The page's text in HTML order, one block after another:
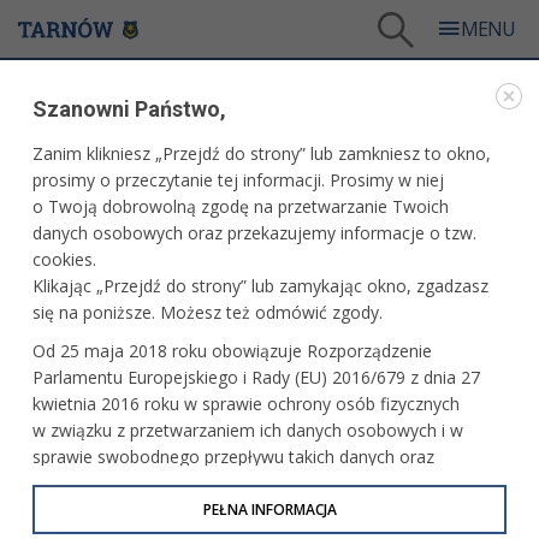
Premiera spektaklu "Warto było"
WARTO ZOBACZYĆ
PREMIERA SPEKTAKLU "WARTO BYŁO"
09.11.2018, 12:11 fot. Artur Gawle
Szanowni Państwo,
Zanim klikniesz „Przejdź do strony” lub zamkniesz to okno,
prosimy o przeczytanie tej informacji. Prosimy w niej
o Twoją dobrowolną zgodę na przetwarzanie Twoich
danych osobowych oraz przekazujemy informacje o tzw.
cookies.
Klikając „Przejdź do strony” lub zamykając okno, zgadzasz
się na poniższe. Możesz też odmówić zgody.
Od 25 maja 2018 roku obowiązuje Rozporządzenie
Parlamentu Europejskiego i Rady (EU) 2016/679 z dnia 27
kwietnia 2016 roku w sprawie ochrony osób fizycznych
w związku z przetwarzaniem ich danych osobowych i w
sprawie swobodnego przepływu takich danych oraz
uchylenia dyrektywy 95/46/WE (określane jako RODO, GDPR
lub Ogólne Rozporządzenie o Ochronie Danych
PEŁNA INFORMACJA